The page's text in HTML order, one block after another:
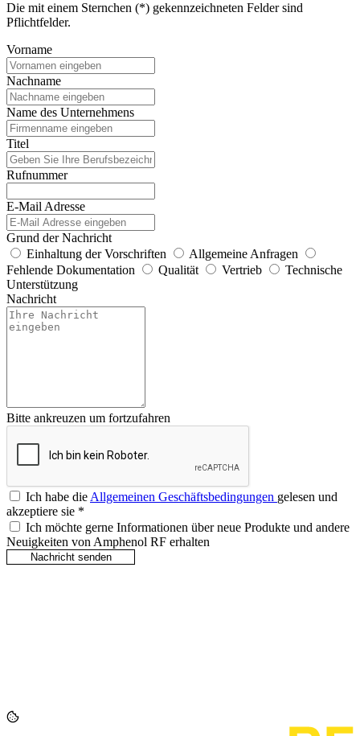
Die mit einem Sternchen (*) gekennzeichneten Felder sind
Pflichtfelder.
Vorname
Nachname
Name des Unternehmens
Titel
Rufnummer
E-Mail Adresse
Grund der Nachricht
Einhaltung der Vorschriften
Allgemeine Anfragen
Fehlende Dokumentation
Qualität Vertrieb
Technische
Unterstützung
Nachricht
Bitte ankreuzen um fortzufahren
Ich habe die Allgemeinen Geschäftsbedingungen gelesen und
akzeptiere sie *
Ich möchte gerne Informationen über neue Produkte und andere
Neuigkeiten von Amphenol RF erhalten